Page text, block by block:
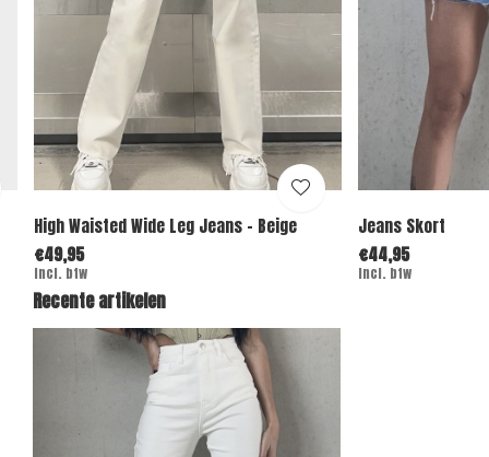
High Waisted Wide Leg Jeans - Beige
€49,95
Incl. btw
Jeans Skort
€44,95
Incl. btw
Recente artikelen